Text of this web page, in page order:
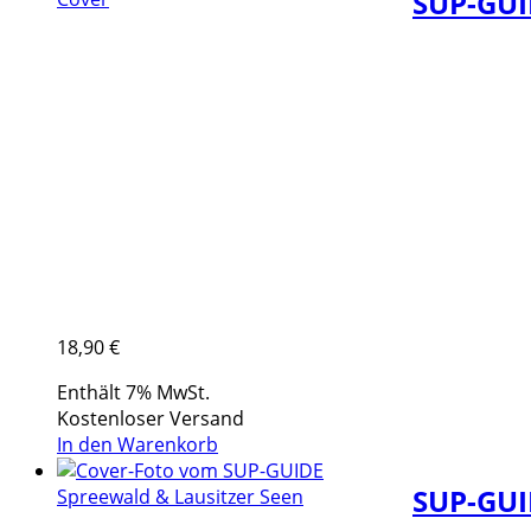
18,90€
Enthält 7% MwSt.
Kostenloser Versand
In den Warenkorb
SUP-